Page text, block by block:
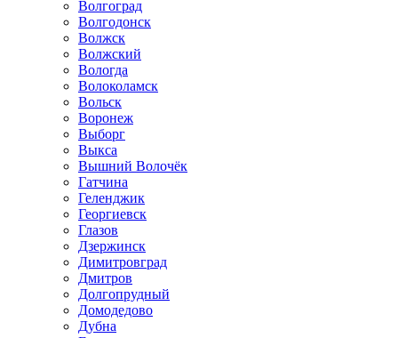
Волгоград
Волгодонск
Волжск
Волжский
Вологда
Волоколамск
Вольск
Воронеж
Выборг
Выкса
Вышний Волочёк
Гатчина
Геленджик
Георгиевск
Глазов
Дзержинск
Димитровград
Дмитров
Долгопрудный
Домодедово
Дубна